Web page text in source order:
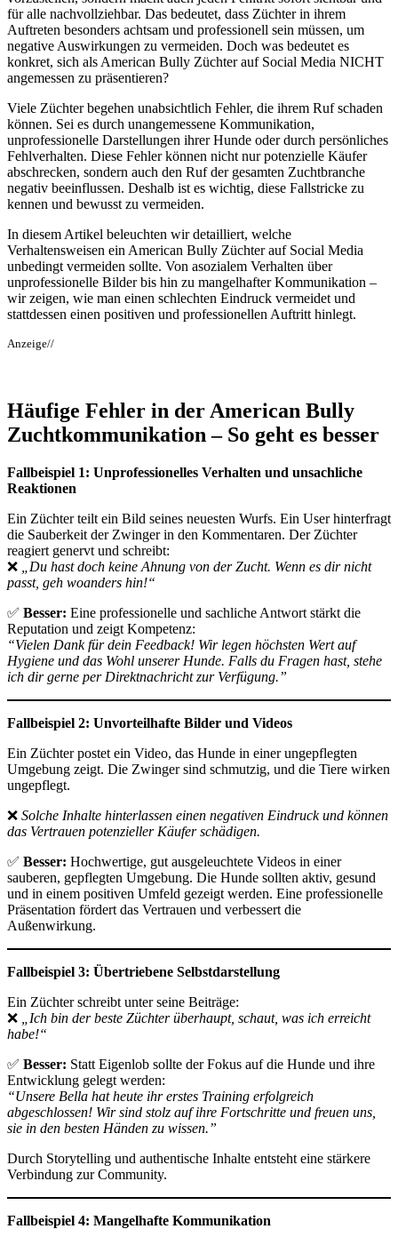
für alle nachvollziehbar. Das bedeutet, dass Züchter in ihrem
Auftreten besonders achtsam und professionell sein müssen, um
negative Auswirkungen zu vermeiden. Doch was bedeutet es
konkret, sich als American Bully Züchter auf Social Media NICHT
angemessen zu präsentieren?
Viele Züchter begehen unabsichtlich Fehler, die ihrem Ruf schaden
können. Sei es durch unangemessene Kommunikation,
unprofessionelle Darstellungen ihrer Hunde oder durch persönliches
Fehlverhalten. Diese Fehler können nicht nur potenzielle Käufer
abschrecken, sondern auch den Ruf der gesamten Zuchtbranche
negativ beeinflussen. Deshalb ist es wichtig, diese Fallstricke zu
kennen und bewusst zu vermeiden.
In diesem Artikel beleuchten wir detailliert, welche
Verhaltensweisen ein American Bully Züchter auf Social Media
unbedingt vermeiden sollte. Von asozialem Verhalten über
unprofessionelle Bilder bis hin zu mangelhafter Kommunikation –
wir zeigen, wie man einen schlechten Eindruck vermeidet und
stattdessen einen positiven und professionellen Auftritt hinlegt.
Anzeige//
Häufige Fehler in der American Bully
Zuchtkommunikation – So geht es besser
Fallbeispiel 1: Unprofessionelles Verhalten und unsachliche
Reaktionen
Ein Züchter teilt ein Bild seines neuesten Wurfs. Ein User hinterfragt
die Sauberkeit der Zwinger in den Kommentaren. Der Züchter
reagiert genervt und schreibt:
❌
„Du hast doch keine Ahnung von der Zucht. Wenn es dir nicht
passt, geh woanders hin!“
✅ Besser: Eine professionelle und sachliche Antwort stärkt die
Reputation und zeigt Kompetenz:
“Vielen Dank für dein Feedback! Wir legen höchsten Wert auf
Hygiene und das Wohl unserer Hunde. Falls du Fragen hast, stehe
ich dir gerne per Direktnachricht zur Verfügung.”
Fallbeispiel 2: Unvorteilhafte Bilder und Videos
Ein Züchter postet ein Video, das Hunde in einer ungepflegten
Umgebung zeigt. Die Zwinger sind schmutzig, und die Tiere wirken
ungepflegt.
❌ Solche Inhalte hinterlassen einen negativen Eindruck und können
das Vertrauen potenzieller Käufer schädigen.
✅ Besser: Hochwertige, gut ausgeleuchtete Videos in einer
sauberen, gepflegten Umgebung. Die Hunde sollten aktiv, gesund
und in einem positiven Umfeld gezeigt werden. Eine professionelle
Präsentation fördert das Vertrauen und verbessert die
Außenwirkung.
Fallbeispiel 3: Übertriebene Selbstdarstellung
Ein Züchter schreibt unter seine Beiträge:
❌
„Ich bin der beste Züchter überhaupt, schaut, was ich erreicht
habe!“
✅ Besser: Statt Eigenlob sollte der Fokus auf die Hunde und ihre
Entwicklung gelegt werden:
“Unsere Bella hat heute ihr erstes Training erfolgreich
abgeschlossen! Wir sind stolz auf ihre Fortschritte und freuen uns,
sie in den besten Händen zu wissen.”
Durch Storytelling und authentische Inhalte entsteht eine stärkere
Verbindung zur Community.
Fallbeispiel 4: Mangelhafte Kommunikation